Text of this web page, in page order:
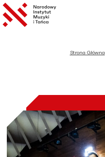
Strona Główna